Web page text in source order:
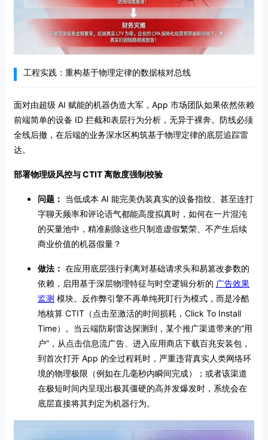
工程实践：重构基于物理定律的数据核对总线
面对由超级 AI 赋能的机器伪造大军，App 市场团队如果依然依赖
前端简单的设备 ID 拦截和表层行为分析，无异于裸奔。防线必须
全线后撤，在后端的业务深水区构筑基于物理定律的底层追踪雷
达。
部署物理级风控与 CTIT 离散度强制校验
问题： 当低成本 AI 能完美伪装真实的设备指纹、甚至连打
字聊天频率和评论语气都能高度拟真时，如何在一片混沌
的买量池中，精准剔除这些只制造虚假繁荣、不产生后续
商业价值的机器假量？
做法： 在应用底层强行剥离对基础请求头和易篡改参数的
依赖，启用基于深层物理特征与时空逻辑分析的 广告效果
监测 模块。反作弊引擎不再单纯死盯行为模式，而是冷酷
地核算 CTIT（点击至激活的时间损耗，Click To Install
Time）。当云端防刷雷达探测到，某个推广渠道带来的“用
户”，从点击信息流广告、进入应用商店下载百兆安装包，
到首次打开 App 的全过程耗时，严重违背真实人类网络环
境的物理极限（例如在几毫秒内瞬间完成）；或者该渠道
在极短时间内呈现出极其僵硬的高并发爆发时，系统会在
底层直接将其判定为机器行为。